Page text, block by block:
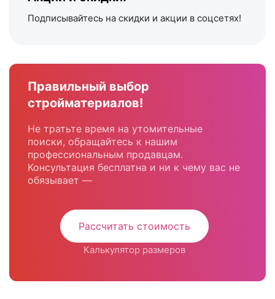
Подписывайтесь на скидки и акции в соцсетях!
Правильный выбор
стройматериалов!
Не тратьте время на утомительные
поиски, обращайтесь к нашим
профессиональным продавцам.
Консультация бесплатна и ни к чему вас не
обязывает —
Рассчитать стоимость
Калькулятор размеров